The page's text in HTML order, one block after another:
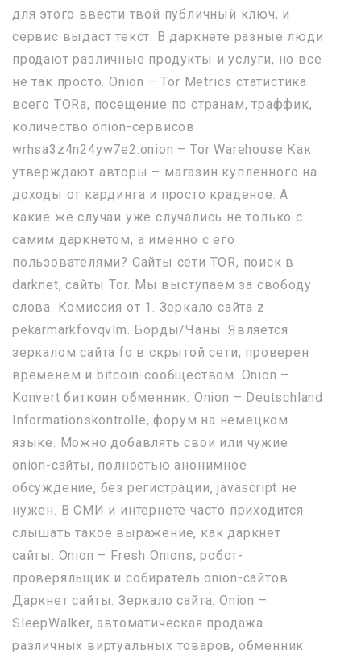
для этого ввести твой публичный ключ, и
сервис выдаст текст. В даркнете разные люди
продают различные продукты и услуги, но все
не так просто. Onion – Tor Metrics статистика
всего TORа, посещение по странам, траффик,
количество onion-сервисов
wrhsa3z4n24yw7e2.onion – Tor Warehouse Как
утверждают авторы – магазин купленного на
доходы от кардинга и просто краденое. А
какие же случаи уже случались не только с
самим даркнетом, а именно с его
пользователями? Сайты сети TOR, поиск в
darknet, сайты Tor. Мы выступаем за свободу
слова. Комиссия от 1. Зеркало сайта z
pekarmarkfovqvlm. Борды/Чаны. Является
зеркалом сайта fo в скрытой сети, проверен
временем и bitcoin-сообществом. Onion –
Konvert биткоин обменник. Onion – Deutschland
Informationskontrolle, форум на немецком
языке. Можно добавлять свои или чужие
onion-сайты, полностью анонимное
обсуждение, без регистрации, javascript не
нужен. В СМИ и интернете часто приходится
слышать такое выражение, как даркнет
сайты. Onion – Fresh Onions, робот-
проверяльщик и собиратель.onion-сайтов.
Даркнет сайты. Зеркало сайта. Onion –
SleepWalker, автоматическая продажа
различных виртуальных товаров, обменник